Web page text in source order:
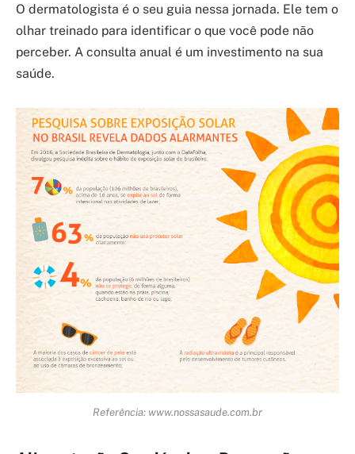
O dermatologista é o seu guia nessa jornada. Ele tem o
olhar treinado para identificar o que você pode não
perceber. A consulta anual é um investimento na sua
saúde.
Referência: www.nossasaude.com.br